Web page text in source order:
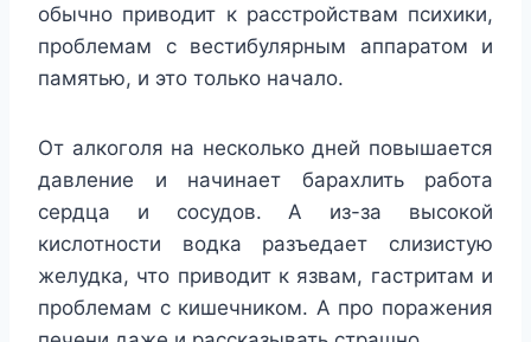
обычно приводит к расстройствам психики,
проблемам с вестибулярным аппаратом и
памятью, и это только начало.
От алкоголя на несколько дней повышается
давление и начинает барахлить работа
сердца и сосудов. А из-за высокой
кислотности водка разъедает слизистую
желудка, что приводит к язвам, гастритам и
проблемам с кишечником. А про поражения